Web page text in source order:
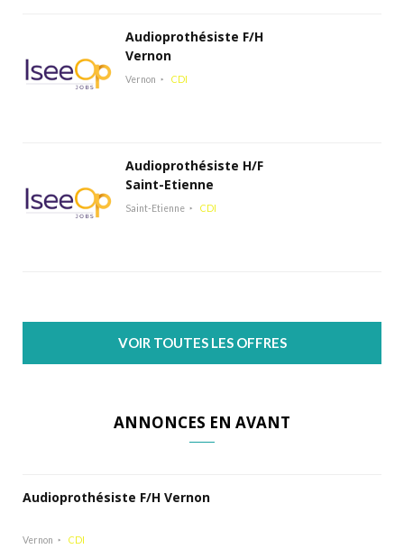
Audioprothésiste F/H
Vernon
Vernon CDI
Audioprothésiste H/F
Saint-Etienne
Saint-Etienne CDI
VOIR TOUTES LES OFFRES
ANNONCES EN AVANT
Audioprothésiste F/H Vernon
Vernon CDI